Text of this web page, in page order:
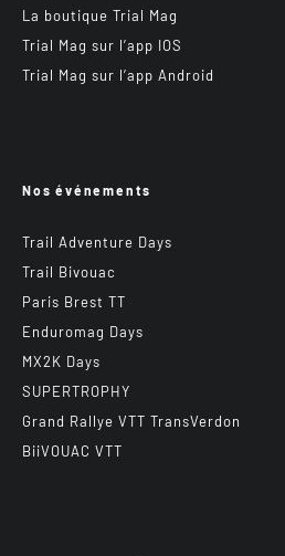
La boutique Trial Mag
Trial Mag sur l’app IOS
Trial Mag sur l’app Android
Nos événements
Trail Adventure Days
Trail Bivouac
Paris Brest TT
Enduromag Days
MX2K Days
SUPERTROPHY
Grand Rallye VTT TransVerdon
BiiVOUAC VTT